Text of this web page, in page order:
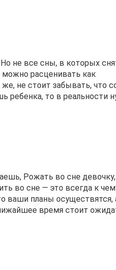
не все сны, в которых
расценивать как
не стоит забывать, что
ребенка, то в реальности
Рожать во сне девочку,
во сне — это всегда к
ваши планы осуществятся,
время стоит